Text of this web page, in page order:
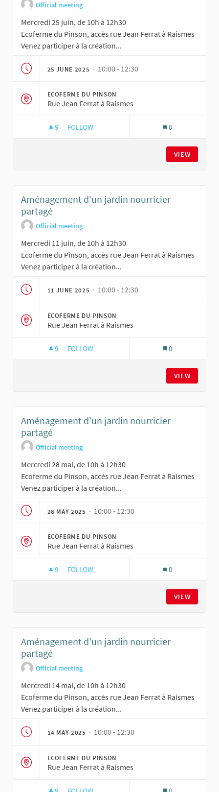
Official meeting
Mercredi 25 juin, de 10h à 12h30
Ecoferme du Pinson, accès rue Jean Ferrat à Raismes
Venez participer à la création...
25 JUNE 2025 · 10:00 - 12:30
ECOFERME DU PINSON
Rue Jean Ferrat à Raismes
9 9 FOLLOWERS
FOLLOW 0
VIEW
Aménagement d'un jardin nourricier
partagé
Official meeting
Mercredi 11 juin, de 10h à 12h30
Ecoferme du Pinson, accès rue Jean Ferrat à Raismes
Venez participer à la création...
11 JUNE 2025 · 10:00 - 12:30
ECOFERME DU PINSON
Rue Jean Ferrat à Raismes
9 9 FOLLOWERS
FOLLOW 0
VIEW
Aménagement d'un jardin nourricier
partagé
Official meeting
Mercredi 28 mai, de 10h à 12h30
Ecoferme du Pinson, accès rue Jean Ferrat à Raismes
Venez participer à la création...
28 MAY 2025 · 10:00 - 12:30
ECOFERME DU PINSON
Rue Jean Ferrat à Raismes
9 9 FOLLOWERS
FOLLOW 0
VIEW
Aménagement d'un jardin nourricier
partagé
Official meeting
Mercredi 14 mai, de 10h à 12h30
Ecoferme du Pinson, accès rue Jean Ferrat à Raismes
Venez participer à la création...
14 MAY 2025 · 10:00 - 12:30
ECOFERME DU PINSON
Rue Jean Ferrat à Raismes